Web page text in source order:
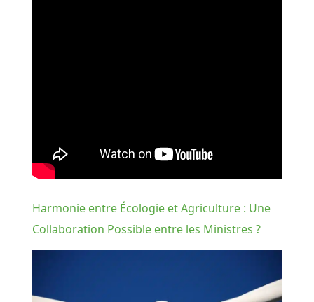
Harmonie entre Écologie et Agriculture : Une
Collaboration Possible entre les Ministres ?